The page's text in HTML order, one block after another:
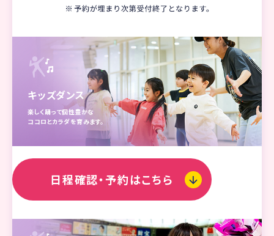
キッズダンス
楽しく踊って個性豊かな
ココロとカラダを育みます。
日程確認・予約はこちら